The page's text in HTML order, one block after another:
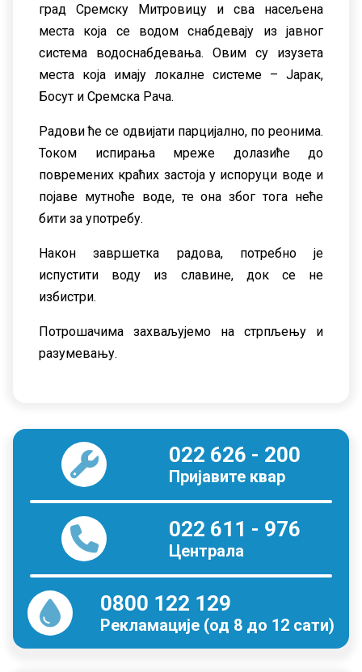
град Сремску Митровицу и сва насељена
места која се водом снабдевају из јавног
система водоснабдевања. Овим су изузета
места која имају локалне системе – Јарак,
Босут и Сремска Рача.
Радови ће се одвијати парцијално, по реонима.
Током испирања мреже долазиће до
повремених краћих застоја у испоруци воде и
појаве мутноће воде, те она због тога неће
бити за употребу.
Након завршетка радова, потребно је
испустити воду из славине, док се не
избистри.
Потрошачима захваљујемо на стрпљењу и
разумевању.
022 626 - 200
Пријавите квар
022 611 - 976
Централа
0800 122 129
Рекламације (од 8 до 12 сати)